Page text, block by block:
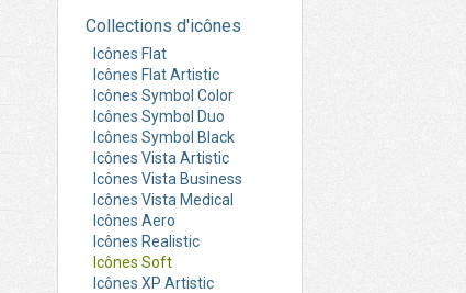
Collections d'icônes
Icônes Flat
Icônes Flat Artistic
Icônes Symbol Color
Icônes Symbol Duo
Icônes Symbol Black
Icônes Vista Artistic
Icônes Vista Business
Icônes Vista Medical
Icônes Aero
Icônes Realistic
Icônes Soft
Icônes XP Artistic